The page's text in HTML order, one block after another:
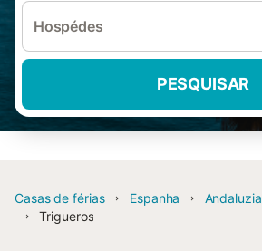
Hospédes
PESQUISAR
Casas de férias Espanha Andaluzia
Trigueros